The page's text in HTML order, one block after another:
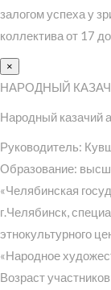
залогом успеха у
коллектива от 17
×
НАРОДНЫЙ
Народный казачий
Руководитель:
Образование:
«Челябинская
г.Челябинск,
этнокультурного
«Народное
Возраст